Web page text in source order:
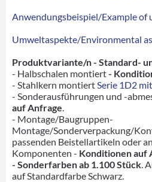
Anwendungsbeispiel/Example
Umweltaspekte/Environmental
Produktvariante/n - Standard-
- Halbschalen montiert-
- Stahlkern montiert Serie 1D2
- Sonderausführungen und -
auf Anfrage
- Montage/Baugruppen-
Montage/Sonderverpackung/
passenden Beistellartikeln oder
Komponenten - Konditionen auf
- Sonderfarben ab 1.100 Stück .
auf Standardfarbe Schwarz.